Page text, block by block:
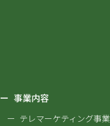
ー 事業内容
ー テレマーケティング事業